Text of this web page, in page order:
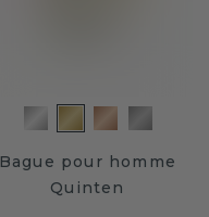
Bague pour homme
Quinten